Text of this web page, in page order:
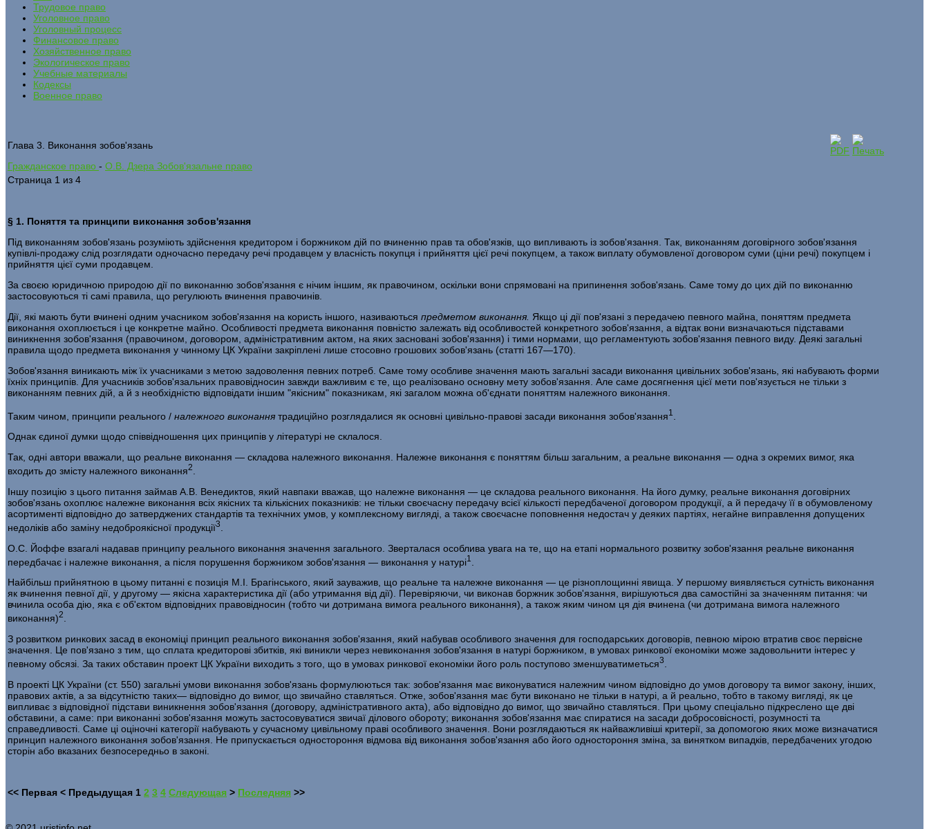
Трудовое право
Уголовное право
Уголовный процесс
Финансовое право
Хозяйственное право
Экологическое право
Учебные материалы
Кодексы
Военное право
Глава 3. Виконання зобов'язань
Гражданское право - О.В. Дзера Зобов'язальне право
Страница 1 из 4
§ 1. Поняття та принципи виконання зобов'язання
Під виконанням зобов'язань розуміють здійснення кредитором і боржником дій по вчиненню прав та обов'язків, що випливають із зобов'язання. Так, виконанням договірного зобов'язання
купівлі-продажу слід розглядати одночасно передачу речі продавцем у власність покупця і прийняття цієї речі покупцем, а також виплату обумовленої договором суми (ціни речі) покупцем і
прийняття цієї суми продавцем.
За своєю юридичною природою дії по виконанню зобов'я­зання є нічим іншим, як правочином, оскільки вони спрямо­вані на припинення зобов'язань. Саме тому до цих дій по ви­конанню
застосовуються ті самі правила, що регулюють вчинення правочинів.
Дії, які мають бути вчинені одним учасником зобов'язання на користь іншого, називаються предметом виконання Якщо ці дії пов'язані з передачею певного майна, поняттям пред­мета
виконання охоплюється і це конкретне майно. Особли­вості предмета виконання повністю залежать від особливос­тей конкретного зобов'язання, а відтак вони визначаються підставами
виникнення зобов'язання (правочином, догово­ром, адміністративним актом, на яких засновані зобов'язан­ня) і тими нормами, що регламентують зобов'язання певного виду. Деякі загальні
правила щодо предмета виконання у чин­ному ЦК України закріплені лише стосовно грошових зобов'я­зань (статті 167—170).
Зобов'язання виникають між їх учасниками з метою задо­волення певних потреб. Саме тому особливе значення мають загальні засади виконання цивільних зобов'язань, які набува­ють форми
їхніх принципів. Для учасників зобов'язальних правовідносин завжди важливим є те, що реалізовано основ­ну мету зобов'язання. Але саме досягнення цієї мети пов'я­зується не тільки з
виконанням певних дій, а й з необхідністю відповідати іншим "якісним" показникам, які загалом можна об'єднати поняттям належного виконання.
Таким чином, принципи реального / належного виконання традиційно розглядалися як основні цивільно-правові засади виконання зобов'язання1
Однак єдиної думки щодо співвідношення цих принципів у літературі не склалося.
Так, одні автори вважали, що реальне виконання — скла­дова належного виконання. Належне виконання є поняттям більш загальним, а реальне виконання — одна з окремих вимог, яка
входить до змісту належного виконання2
Іншу позицію з цього питання займав А.В. Венедиктов, який навпаки вважав, що належне виконання — це складова реального виконання. На його думку, реальне виконання договірних
зобов'язань охоплює належне виконання всіх якісних та кількісних показників: не тільки своєчасну переда­чу всієї кількості передбаченої договором продукції, а й пере­дачу її в обумовленому
асортименті відповідно до затвердже­них стандартів та технічних умов, у комплексному вигляді, а також своєчасне поповнення недостач у деяких партіях, не­гайне виправлення допущених
недоліків або заміну недобро­якісної продукції3
О.С. Йоффе взагалі надавав принципу реального вико­нання значення загального. Зверталася особлива увага на те, що на етапі нормального розвитку зобов'язання реальне виконання
передбачає і належне виконання, а після пору­шення боржником зобов'язання — виконання у натурі1
Найбільш прийнятною в цьому питанні є позиція М.І. Брагінського, який зауважив, що реальне та належне виконан­ня — це різноплощинні явища. У першому виявляється сут­ність виконання
як вчинення певної дії, у другому — якісна характеристика дії (або утримання від дії). Перевіряючи, чи виконав боржник зобов'язання, вирішуються два самостійні за значенням питання: чи
вчинила особа дію, яка є об'єктом відповідних правовідносин (тобто чи дотримана вимога реального виконання), а також яким чином ця дія вчинена (чи дотримана вимога належного
виконання)2
З розвитком ринкових засад в економіці принцип реально­го виконання зобов'язання, який набував особливого зна­чення для господарських договорів, певною мірою втратив своє первісне
значення. Це пов'язано з тим, що сплата кре­диторові збитків, які виникли через невиконання зобо­в'язання в натурі боржником, в умовах ринкової економіки може задовольнити інтерес у
певному обсязі. За таких обста­вин проект ЦК України виходить з того, що в умовах ринкової економіки його роль поступово зменшуватиметься3
В проекті ЦК України (ст. 550) загальні умови виконання зобов'язань формулюються так: зобов'язання має виконува­тися належним чином відповідно до умов договору та вимог закону, інших,
правових актів, а за відсутністю таких— відпо­відно до вимог, що звичайно ставляться. Отже, зобов'язання має бути виконано не тільки в натурі, а й реально, тобто в та­кому вигляді, як це
випливає з відповідної підстави виникнен­ня зобов'язання (договору, адміністративного акта), або від­повідно до вимог, що звичайно ставляться. При цьому спе­ціально підкреслено ще дві
обставини, а саме: при виконанні зобов'язання можуть застосовуватися звичаї ділового оборо­ту; виконання зобов'язання має спиратися на засади добросовісності, розумності та
справедливості. Саме ці оціночні категорії набувають у сучасному цивільному праві особливого значення. Вони розглядаються як найважливіші критерії, за допомогою яких може визначатися
принцип на­лежного виконання зобов'язання. Не припускається односто­роння відмова від виконання зобов'язання або його односто­роння зміна, за винятком випадків, передбачених угодою
сторін або вказаних безпосередньо в законі.
<< Первая < Предыдущая 1 2 3 4 Следующая > Последняя >>